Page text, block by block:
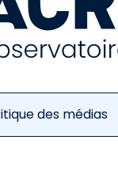
des médias